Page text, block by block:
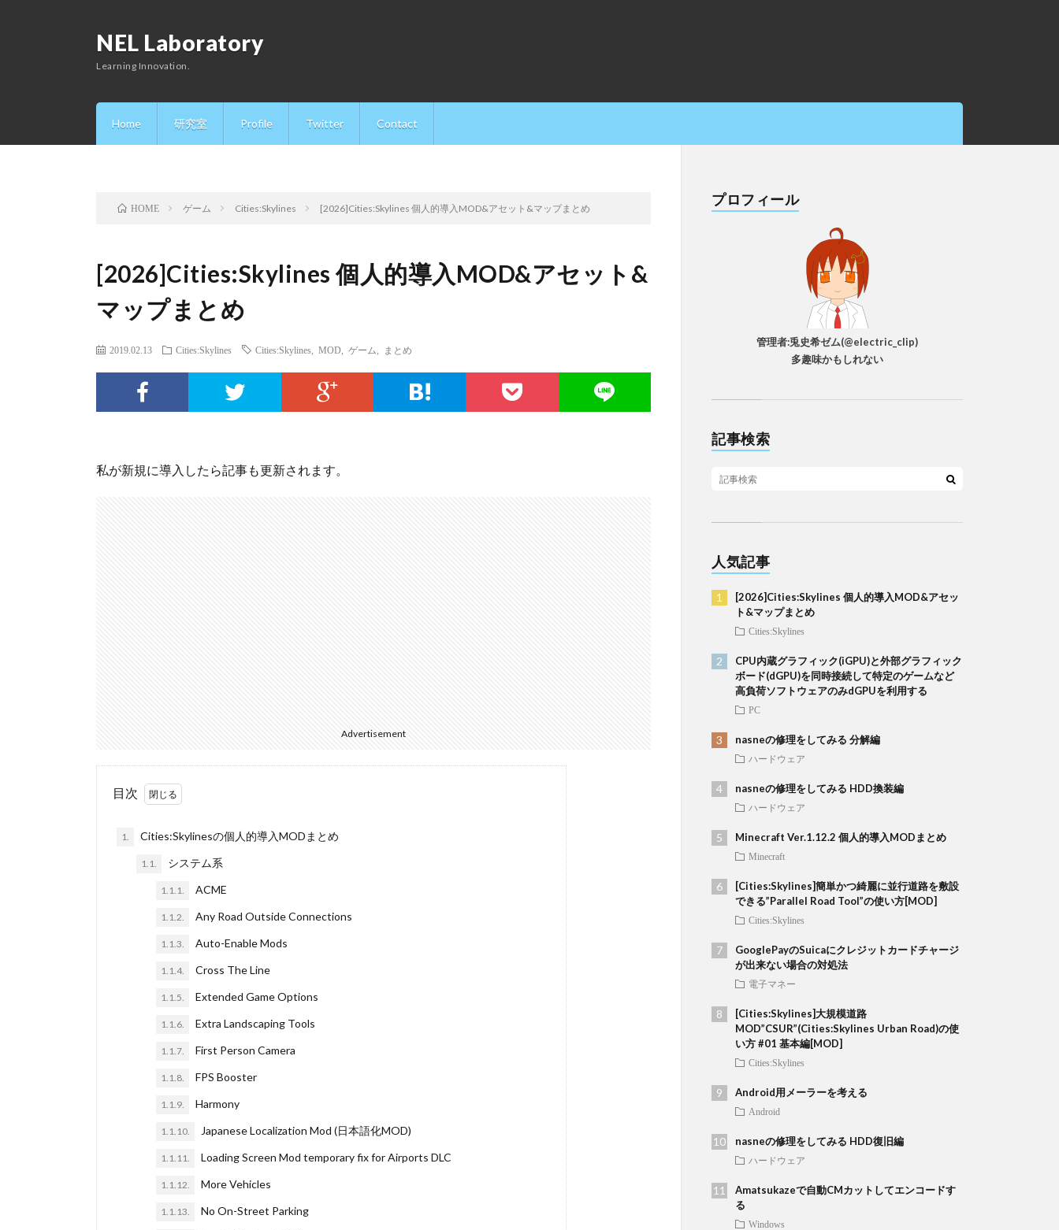
NEL Laboratory
Learning Innovation.
Home 研究室 Profile Twitter Contact
HOME ゲーム Cities:Skylines [2026]Cities:Skylines 個人的導入MOD&アセット&マップまとめ
[2026]Cities:Skylines 個人的導入MOD&アセット&
マップまとめ
2019.02.13 Cities:Skylines Cities:Skylines MOD ゲーム まとめ
私が新規に導入したら記事も更新されます。
Advertisement
目次
1. Cities:Skylinesの個人的導入MODまとめ
1.1. システム系
1.1.1. ACME
1.1.2. Any Road Outside Connections
1.1.3. Auto-Enable Mods
1.1.4. Cross The Line
1.1.5. Extended Game Options
1.1.6. Extra Landscaping Tools
1.1.7. First Person Camera
1.1.8. FPS Booster
1.1.9. Harmony
1.1.10. Japanese Localization Mod (日本語化MOD)
1.1.11. Loading Screen Mod temporary fix for Airports DLC
1.1.12. More Vehicles
1.1.13. No On-Street Parking
プロフィール
管理者:兎史希ゼム(@electric_clip)
多趣味かもしれない
記事検索
人気記事
[2026]Cities:Skylines 個人的導入MOD&アセッ
ト&マップまとめ
Cities:Skylines
CPU内蔵グラフィック(iGPU)と外部グラフィック
ボード(dGPU)を同時接続して特定のゲームなど
高負荷ソフトウェアのみdGPUを利用する
PC
nasneの修理をしてみる 分解編
ハードウェア
nasneの修理をしてみる HDD換装編
ハードウェア
Minecraft Ver.1.12.2 個人的導入MODまとめ
Minecraft
[Cities:Skylines]簡単かつ綺麗に並行道路を敷設
できる”Parallel Road Tool”の使い方[MOD]
Cities:Skylines
GooglePayのSuicaにクレジットカードチャージ
が出来ない場合の対処法
電子マネー
[Cities:Skylines]大規模道路
MOD”CSUR”(Cities:Skylines Urban Road)の使
い方 #01 基本編[MOD]
Cities:Skylines
Android用メーラーを考える
Android
nasneの修理をしてみる HDD復旧編
ハードウェア
Amatsukazeで自動CMカットしてエンコードす
る
Windows